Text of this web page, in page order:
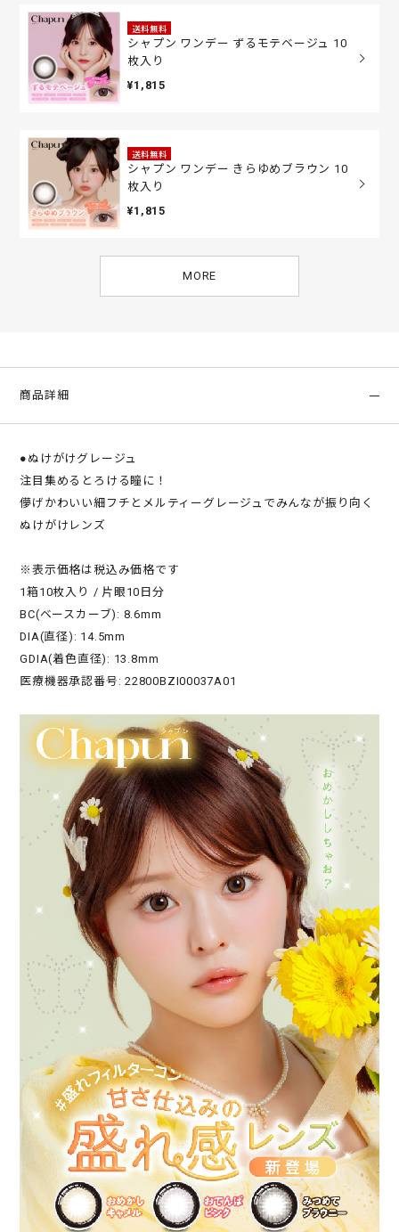
送料無料
シャプン ワンデー ずるモテベージュ 10
枚入り
¥1,815
送料無料
シャプン ワンデー きらゆめブラウン 10
枚入り
¥1,815
MORE
商品詳細
●ぬけがけグレージュ
注目集めるとろける瞳に！
儚げかわいい細フチとメルティーグレージュでみんなが振り向く
ぬけがけレンズ
※表示価格は税込み価格です
1箱10枚入り / 片眼10日分
BC(ベースカーブ): 8.6mm
DIA(直径): 14.5mm
GDIA(着色直径): 13.8mm
医療機器承認番号: 22800BZI00037A01